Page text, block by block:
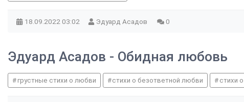
18.09.2022 03:02 Эдуард Асадов 0
Эдуард Асадов - Обидная любовь
грустные стихи о любви стихи о безответной любви стихи